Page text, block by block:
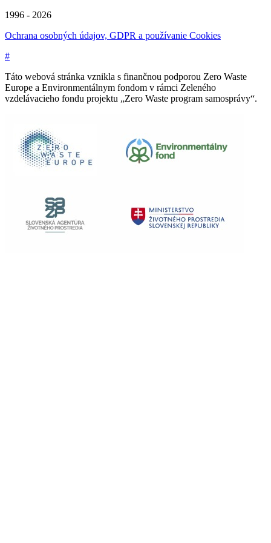
1996 - 2026
Ochrana osobných údajov, GDPR a používanie Cookies
#
Táto webová stránka vznikla s finančnou podporou Zero Waste
Europe a Environmentálnym fondom v rámci Zeleného
vzdelávacieho fondu projektu „Zero Waste program samosprávy“.